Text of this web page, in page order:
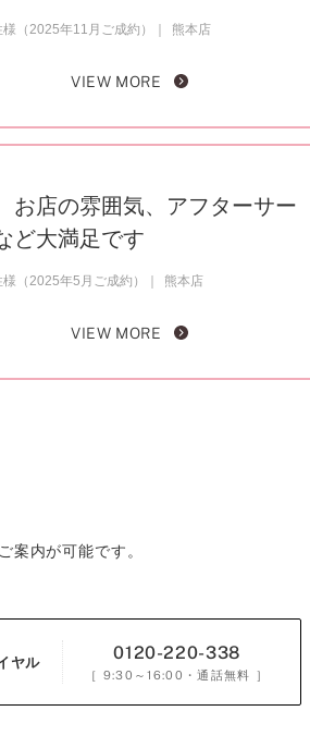
（2025年11月ご成約） 熊本店
VIEW MORE
お店の雰囲気、アフターサー
ど大満足です
（2025年5月ご成約） 熊本店
VIEW MORE
案内が可能です。
ヤル 0120-220-338
［ 9:30～16:00 ・通話無料 ］